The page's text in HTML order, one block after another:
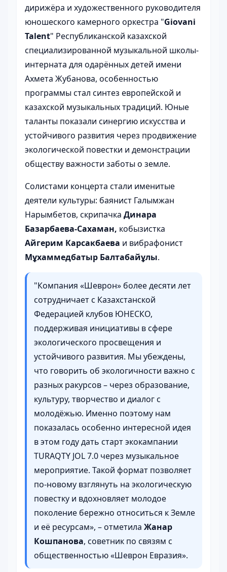
дирижёра и художественного руководителя
юношеского камерного оркестра "Giovani
Talent" Республиканской казахской
специализированной музыкальной школы-
интерната для одарённых детей имени
Ахмета Жубанова, особенностью
программы стал синтез европейской и
казахской музыкальных традиций. Юные
таланты показали синергию искусства и
устойчивого развития через продвижение
экологической повестки и демонстрации
обществу важности заботы о земле.
Солистами концерта стали именитые
деятели культуры: баянист Галымжан
Нарымбетов, скрипачка Динара
Базарбаева-Сахаман, кобызистка
Айгерим Карсакбаева и вибрафонист
Мұхаммедбатыр Балтабайұлы.
"Компания «Шеврон» более десяти лет
сотрудничает с Казахстанской
Федерацией клубов ЮНЕСКО,
поддерживая инициативы в сфере
экологического просвещения и
устойчивого развития. Мы убеждены,
что говорить об экологичности важно с
разных ракурсов – через образование,
культуру, творчество и диалог с
молодёжью. Именно поэтому нам
показалась особенно интересной идея
в этом году дать старт экокампании
TURAQTY JOL 7.0 через музыкальное
мероприятие. Такой формат позволяет
по-новому взглянуть на экологическую
повестку и вдохновляет молодое
поколение бережно относиться к Земле
и её ресурсам», – отметила Жанар
Кошпанова, советник по связям с
общественностью «Шеврон Евразия».